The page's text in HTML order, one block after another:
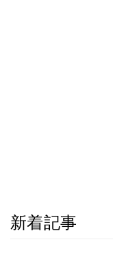
新着記事